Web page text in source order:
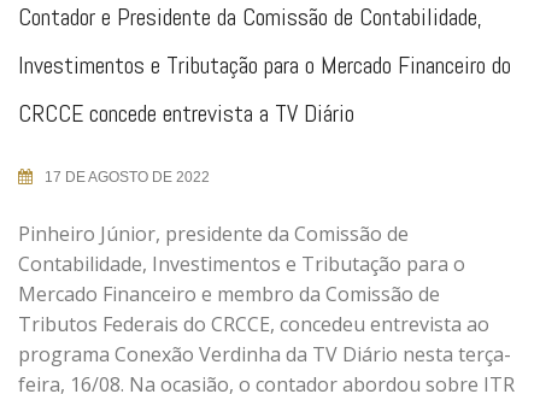
Contador e Presidente da Comissão de Contabilidade,
Investimentos e Tributação para o Mercado Financeiro do
CRCCE concede entrevista a TV Diário
17 DE AGOSTO DE 2022
Pinheiro Júnior, presidente da Comissão de
Contabilidade, Investimentos e Tributação para o
Mercado Financeiro e membro da Comissão de
Tributos Federais do CRCCE, concedeu entrevista ao
programa Conexão Verdinha da TV Diário nesta terça-
feira, 16/08. Na ocasião, o contador abordou sobre ITR